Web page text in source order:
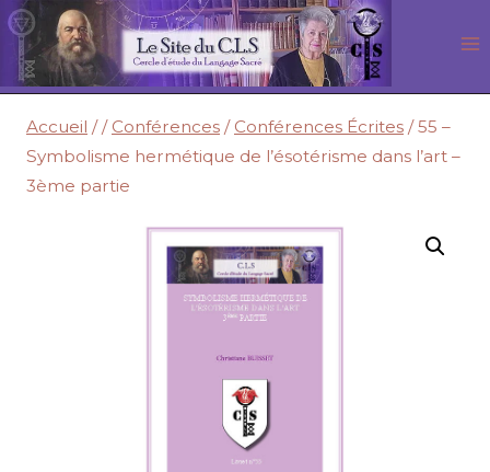
Aller
au
contenu
Accueil / / Conférences / Conférences Écrites / 55 –
Symbolisme hermétique de l’ésotérisme dans l’art –
3ème partie